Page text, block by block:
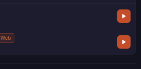
Web